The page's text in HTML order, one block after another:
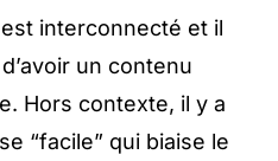
interconnecté et il
un contenu
Hors contexte, il y a
“facile” qui biaise le